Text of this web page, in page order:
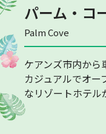
パーム・コ
Palm Cove
ケアンズ市内から
カジュアルでオー
なリゾートホテル